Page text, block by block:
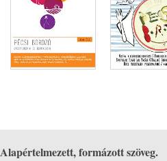
Alapértelmezett, formázott szöveg.